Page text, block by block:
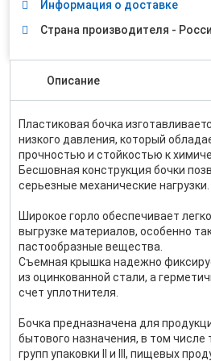
Информация о доставке
Страна производителя -
Описание
Пластиковая бочка
низкого давления, который
прочностью и стойкостью к
Бесшовная конструкция бочки
серьезные механические нагрузки.
Широкое горло обеспечивает
выгрузке материалов, особенно
пастообразные вещества.
Съемная крышка надежно
из оцинкованной стали, а
счет уплотнителя.
Бочка предназначена для
бытового назначения, в том числе
групп упаковки II и III, пищевых